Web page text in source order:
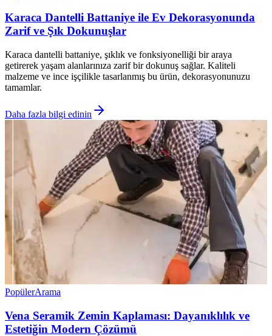
Karaca Dantelli Battaniye ile Ev Dekorasyonunda
Zarif ve Şık Dokunuşlar
Karaca dantelli battaniye, şıklık ve fonksiyonelliği bir araya
getirerek yaşam alanlarınıza zarif bir dokunuş sağlar. Kaliteli
malzeme ve ince işçilikle tasarlanmış bu ürün, dekorasyonunuzu
tamamlar.
Daha fazla bilgi edinin
PopülerArama
Vena Seramik Zemin Kaplaması: Dayanıklılık ve
Estetiğin Modern Çözümü